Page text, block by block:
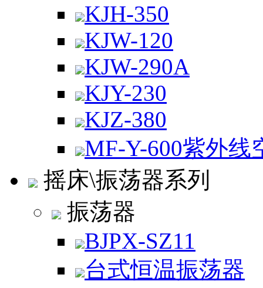
KJH-350
KJW-120
KJW-290A
KJY-230
KJZ-380
MF-Y-600紫外
摇床\振荡器系列
振荡器
BJPX-SZ11
台式恒温振荡器